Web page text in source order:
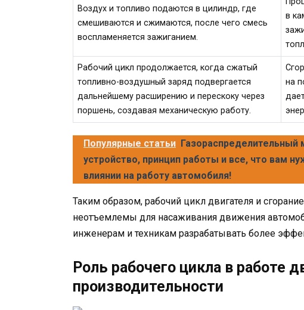
Воздух и топливо подаются в цилиндр, где
смешиваются и сжимаются, после чего смесь
воспламеняется зажиганием.
в
Рабочий цикл продолжается, когда сжатый
топливно-воздушный заряд подвергается
дальнейшему расширению и перескоку через
поршень, создавая механическую работу.
на
Популярные статьи Газораспределительный
устройство, принцип работы и все, что вам
влиянии на работу автомобиля!
Таким образом, рабочий цикл двигателя и
неотъемлемы для насаживания движения
инженерам и техникам разрабатывать более
Роль рабочего цикла в работе
производительности